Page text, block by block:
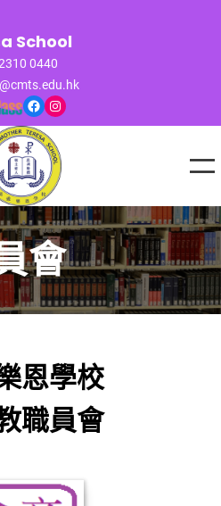
School
0440
Facebook Instagram
會
恩學校
職員會